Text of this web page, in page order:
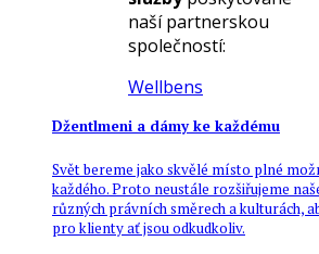
osobních
údajů, GDPR a
ochrana
soukromí
naší partnerskou
společností:
Wellbens
Džentlmeni a dámy ke každému
Svět bereme jako skvělé místo plné
každého. Proto neustále rozšiřujeme
různých právních směrech a kulturách,
pro klienty ať jsou odkudkoliv.